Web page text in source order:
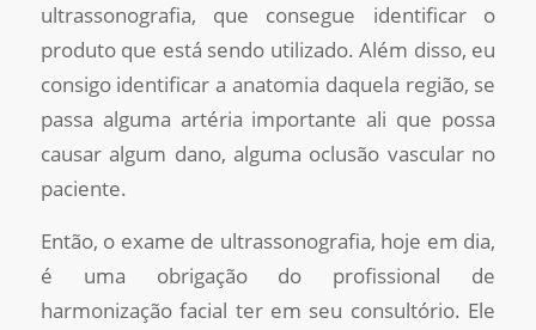
ultrassonografia, que consegue identificar o
produto que está sendo utilizado. Além disso, eu
consigo identificar a anatomia daquela região, se
passa alguma artéria importante ali que possa
causar algum dano, alguma oclusão vascular no
paciente.
Então, o exame de ultrassonografia, hoje em dia,
é uma obrigação do profissional de
harmonização facial ter em seu consultório. Ele